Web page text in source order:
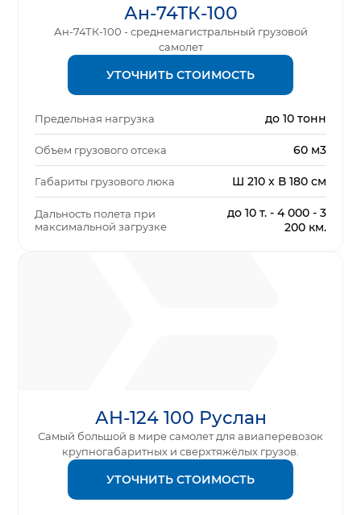
Ан-74ТК-100
Ан-74ТК-100 - среднемагистральный грузовой
самолет
УТОЧНИТЬ СТОИМОСТЬ
Предельная нагрузка до 10 тонн
Объем грузового отсека 60 м3
Габариты грузового люка Ш 210 х В 180 см
Дальность полета при
максимальной загрузке
до 10 т. - 4 000 - 3
200 км.
АН-124 100 Руслан
Самый большой в мире самолет для авиаперевозок
крупногабаритных и сверхтяжёлых грузов.
УТОЧНИТЬ СТОИМОСТЬ